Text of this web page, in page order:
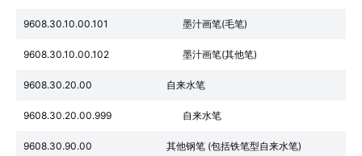
9608.30.10.00.101 墨汁画笔(毛笔)
9608.30.10.00.102 墨汁画笔(其他笔)
9608.30.20.00 自来水笔
9608.30.20.00.999 自来水笔
9608.30.90.00 其他钢笔 (包括铁笔型自来水笔)